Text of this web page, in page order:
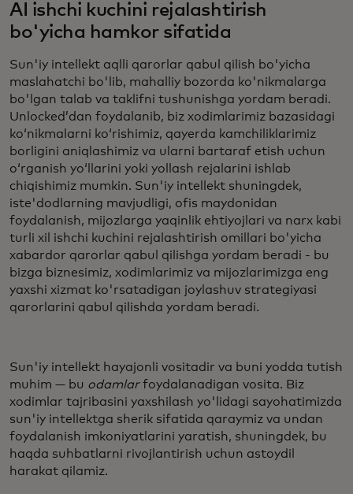
AI ishchi kuchini rejalashtirish
bo'yicha hamkor sifatida
Sun'iy intellekt aqlli qarorlar qabul qilish bo'yicha
maslahatchi bo'lib, mahalliy bozorda ko'nikmalarga
bo'lgan talab va taklifni tushunishga yordam beradi.
Unlocked’dan foydalanib, biz xodimlarimiz bazasidagi
ko‘nikmalarni ko‘rishimiz, qayerda kamchiliklarimiz
borligini aniqlashimiz va ularni bartaraf etish uchun
o‘rganish yo‘llarini yoki yollash rejalarini ishlab
chiqishimiz mumkin. Sun'iy intellekt shuningdek,
iste'dodlarning mavjudligi, ofis maydonidan
foydalanish, mijozlarga yaqinlik ehtiyojlari va narx kabi
turli xil ishchi kuchini rejalashtirish omillari bo'yicha
xabardor qarorlar qabul qilishga yordam beradi - bu
bizga biznesimiz, xodimlarimiz va mijozlarimizga eng
yaxshi xizmat ko'rsatadigan joylashuv strategiyasi
qarorlarini qabul qilishda yordam beradi.
Sun'iy intellekt hayajonli vositadir va buni yodda tutish
muhim — bu odamlarfoydalanadigan vosita. Biz
xodimlar tajribasini yaxshilash yo'lidagi sayohatimizda
sun'iy intellektga sherik sifatida qaraymiz va undan
foydalanish imkoniyatlarini yaratish, shuningdek, bu
haqda suhbatlarni rivojlantirish uchun astoydil
harakat qilamiz.